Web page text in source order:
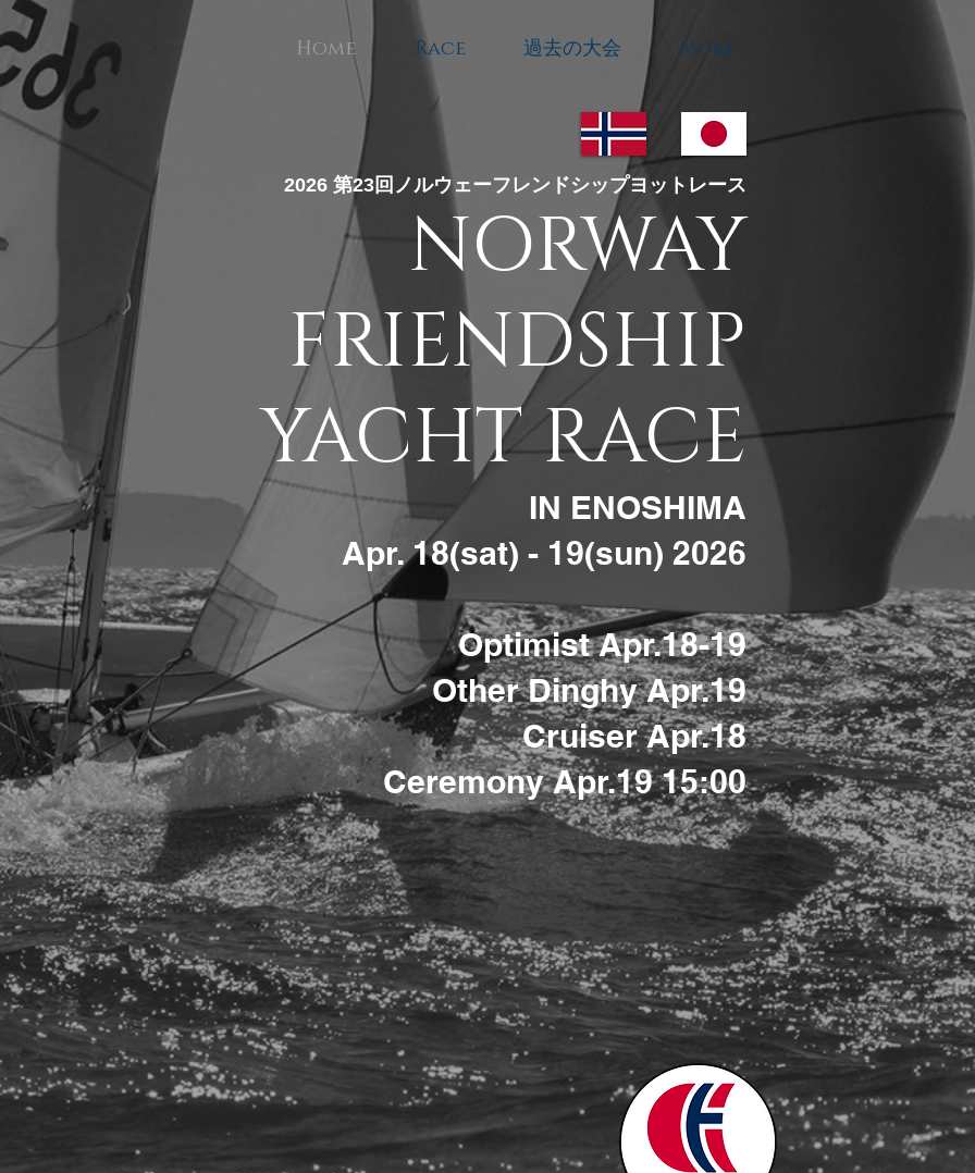
Home Race 過去の大会 More
2026 第23回ノルウェーフレンドシップヨットレース
NORWAY
FRIENDSHIP
YACHT RACE
IN ENOSHIMA
Apr. 18(sat) - 19(sun) 2026
Optimist Apr.18-19
Other Dinghy Apr.19
Cruiser Apr.18
Ceremony Apr.19 15:00